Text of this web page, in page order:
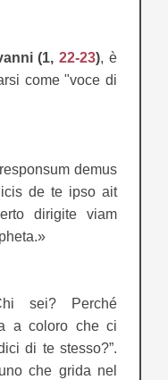
(1,22-23), è
come "voce di
demus
de te ipso ait
dirigite viam
sei? Perché
a coloro che ci
di te stesso?”.
che grida nel